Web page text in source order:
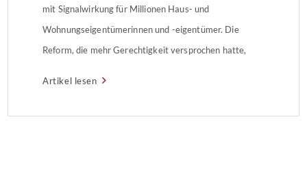
mit Signalwirkung für Millionen Haus- und
Wohnungseigentümerinnen und -eigentümer. Die
Reform, die mehr Gerechtigkeit versprochen hatte,
Artikel lesen